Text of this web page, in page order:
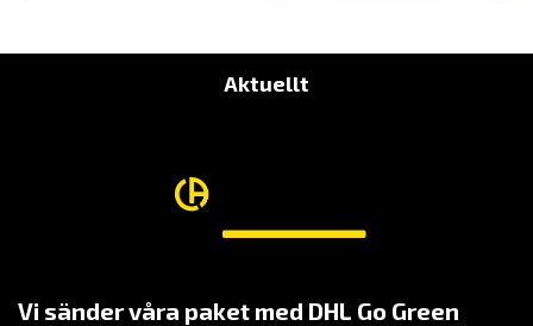
Aktuellt
Vi sänder våra paket med DHL Go Green